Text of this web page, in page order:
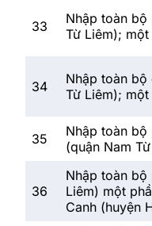
33
Nhập toàn
Từ Liêm);
34
Nhập toàn bộ
Từ Liêm);
35
Nhập toàn
(quận Nam
36
Nhập toàn bộ
Liêm) một
Canh (huyện